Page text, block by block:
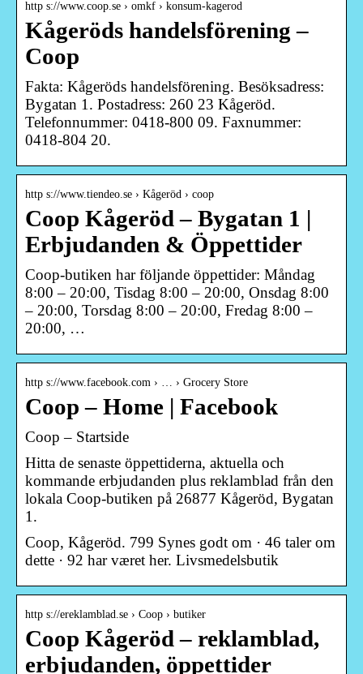
http s://www.coop.se › omkf › konsum-kagerod
Kågeröds handelsförening –
Coop
Fakta: Kågeröds handelsförening. Besöksadress:
Bygatan 1. Postadress: 260 23 Kågeröd.
Telefonnummer: 0418-800 09. Faxnummer:
0418-804 20.
http s://www.tiendeo.se › Kågeröd › coop
Coop Kågeröd – Bygatan 1 |
Erbjudanden & Öppettider
Coop-butiken har följande öppettider: Måndag
8:00 – 20:00, Tisdag 8:00 – 20:00, Onsdag 8:00
– 20:00, Torsdag 8:00 – 20:00, Fredag 8:00 –
20:00, …
http s://www.facebook.com › … › Grocery Store
Coop – Home | Facebook
Coop – Startside
Hitta de senaste öppettiderna, aktuella och
kommande erbjudanden plus reklamblad från den
lokala Coop-butiken på 26877 Kågeröd, Bygatan
1.
Coop, Kågeröd. 799 Synes godt om · 46 taler om
dette · 92 har været her. Livsmedelsbutik
http s://ereklamblad.se › Coop › butiker
Coop Kågeröd – reklamblad,
erbjudanden, öppettider